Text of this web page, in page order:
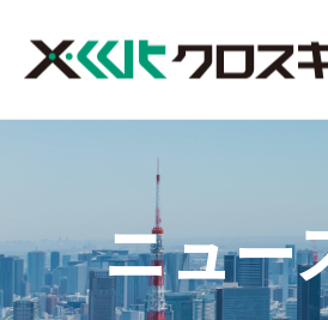
ニュー
サービス＆
SI（システムインテグレ
クロスキャット4
企業情報
代表者メッセージ
技術者スキル構成
IR情報
経営方針 個人投資
ディスクロージャ
サステナビリ
SDGs宣言 サステ